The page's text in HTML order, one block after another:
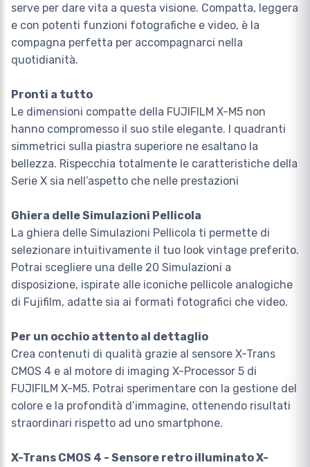
serve per dare vita a questa visione. Compatta, leggera
e con potenti funzioni fotografiche e video, è la
compagna perfetta per accompagnarci nella
quotidianità.
Pronti a tutto
Le dimensioni compatte della FUJIFILM X-M5 non
hanno compromesso il suo stile elegante. I quadranti
simmetrici sulla piastra superiore ne esaltano la
bellezza. Rispecchia totalmente le caratteristiche della
Serie X sia nell’aspetto che nelle prestazioni
Ghiera delle Simulazioni Pellicola
La ghiera delle Simulazioni Pellicola ti permette di
selezionare intuitivamente il tuo look vintage preferito.
Potrai scegliere una delle 20 Simulazioni a
disposizione, ispirate alle iconiche pellicole analogiche
di Fujifilm, adatte sia ai formati fotografici che video.
Per un occhio attento al dettaglio
Crea contenuti di qualità grazie al sensore X-Trans
CMOS 4 e al motore di imaging X-Processor 5 di
FUJIFILM X-M5. Potrai sperimentare con la gestione del
colore e la profondità d’immagine, ottenendo risultati
straordinari rispetto ad uno smartphone.
X-Trans CMOS 4 - Sensore retro illuminato X-